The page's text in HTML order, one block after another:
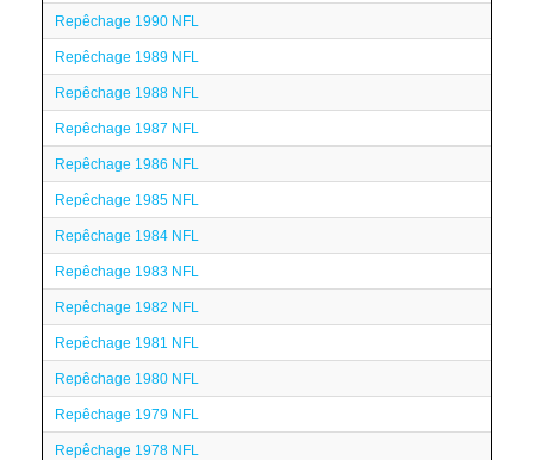
Repêchage 1990 NFL
Repêchage 1989 NFL
Repêchage 1988 NFL
Repêchage 1987 NFL
Repêchage 1986 NFL
Repêchage 1985 NFL
Repêchage 1984 NFL
Repêchage 1983 NFL
Repêchage 1982 NFL
Repêchage 1981 NFL
Repêchage 1980 NFL
Repêchage 1979 NFL
Repêchage 1978 NFL